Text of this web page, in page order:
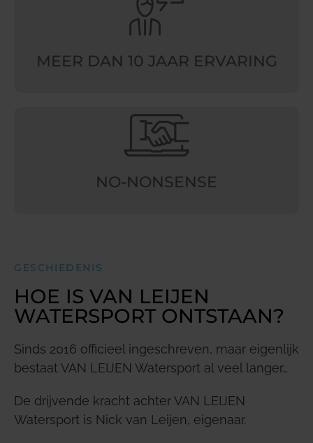
MEER DAN 10 JAAR ERVARING
NO-NONSENSE
GESCHIEDENIS
HOE IS VAN LEIJEN
WATERSPORT ONTSTAAN?
Sinds 2016 officieel ingeschreven, maar eigenlijk
bestaat VAN LEIJEN Watersport al veel langer…
De drijvende kracht achter VAN LEIJEN
Watersport is Nick van Leijen, eigenaar.